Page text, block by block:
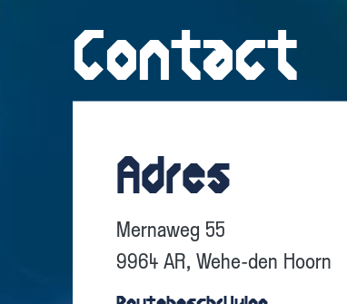
Contact
Adres
Mernaweg 55
9964 AR, Wehe-den Hoorn